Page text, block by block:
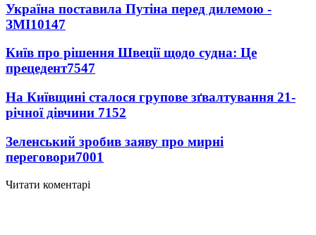
Україна поставила Путіна перед дилемою -
ЗМІ10147
Київ про рішення Швеції щодо судна: Це
прецедент7547
На Київщині сталося групове зґвалтування 21-
річної дівчини 7152
Зеленський зробив заяву про мирні
переговори7001
Читати коментарі